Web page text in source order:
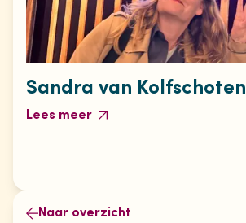
Sandra van Kolfschoten
Lees meer
Naar overzicht